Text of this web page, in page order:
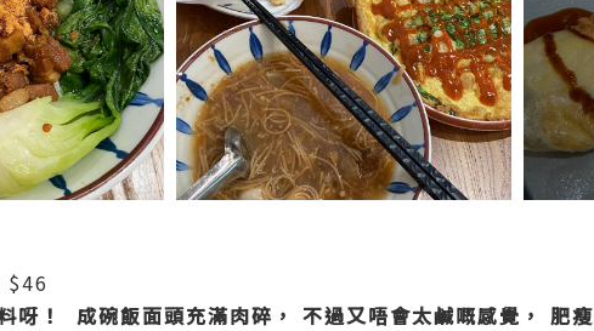
$46
呀！
成碗飯面頭充滿肉碎， 不過又唔會太鹹嘅感覺， 肥